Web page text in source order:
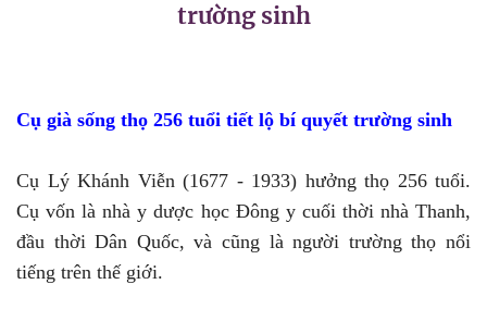
trường sinh
Cụ già sống thọ 256 tuổi tiết lộ bí quyết trường sinh
Cụ Lý Khánh Viễn (1677 - 1933) hưởng thọ 256 tuổi.
Cụ vốn là nhà y dược học Đông y cuối thời nhà Thanh,
đầu thời Dân Quốc, và cũng là người trường thọ nổi
tiếng trên thế giới.